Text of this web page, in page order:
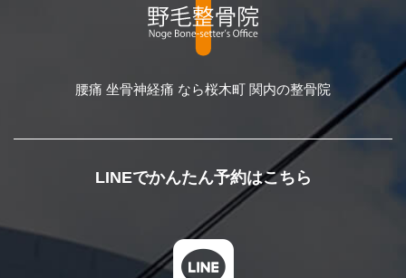
腰痛 坐骨神経痛 なら桜木町 関内の整骨院
LINEでかんたん予約はこちら